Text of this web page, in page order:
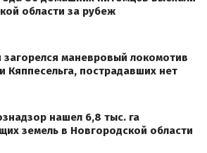
области за рубеж
загорелся маневровый локомотив
Кяппесельга, пострадавших нет
нашел 6,8 тыс. га
земель в Новгородской области